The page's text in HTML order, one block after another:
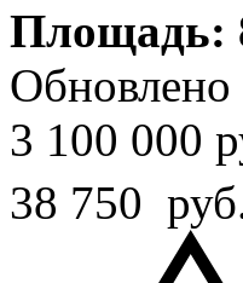
Площадь:
3 100 000
38 750